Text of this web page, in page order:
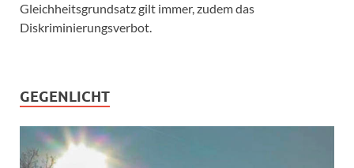
Gleichheitsgrundsatz gilt immer, zudem das
Diskriminierungsverbot.
GEGENLICHT